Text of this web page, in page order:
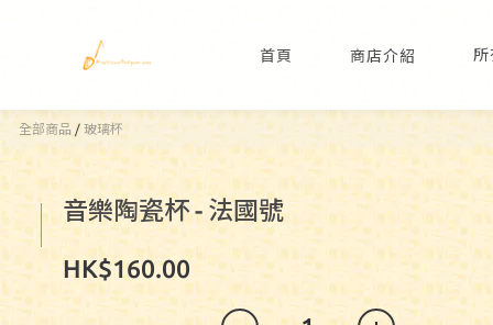
首頁 商店介紹
全部商品/ 玻璃杯
音樂陶瓷杯 - 法國號
HK$160.00